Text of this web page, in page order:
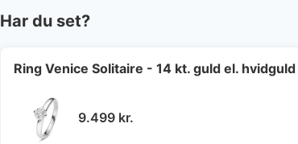
Har du set?
Ring Venice Solitaire - 14 kt. guld el.
9.499 kr.